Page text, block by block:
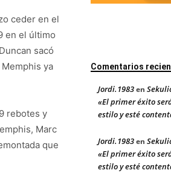
ceder en el
en el último
sacó
ya
rebotes y
Marc
que
Comentarios
Jordi.1983en
«El primer éxito
estilo y esté
Jordi.1983en
«El primer éxito
estilo y esté